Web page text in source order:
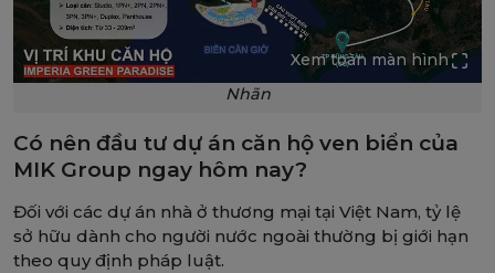
Xem toàn màn hình
Nhãn
Có nên đầu tư dự án căn hộ ven biển của
MIK Group ngay hôm nay?
Đối với các dự án nhà ở thương mại tại Việt Nam, tỷ lệ
sở hữu dành cho người nước ngoài thường bị giới hạn
theo quy định pháp luật.